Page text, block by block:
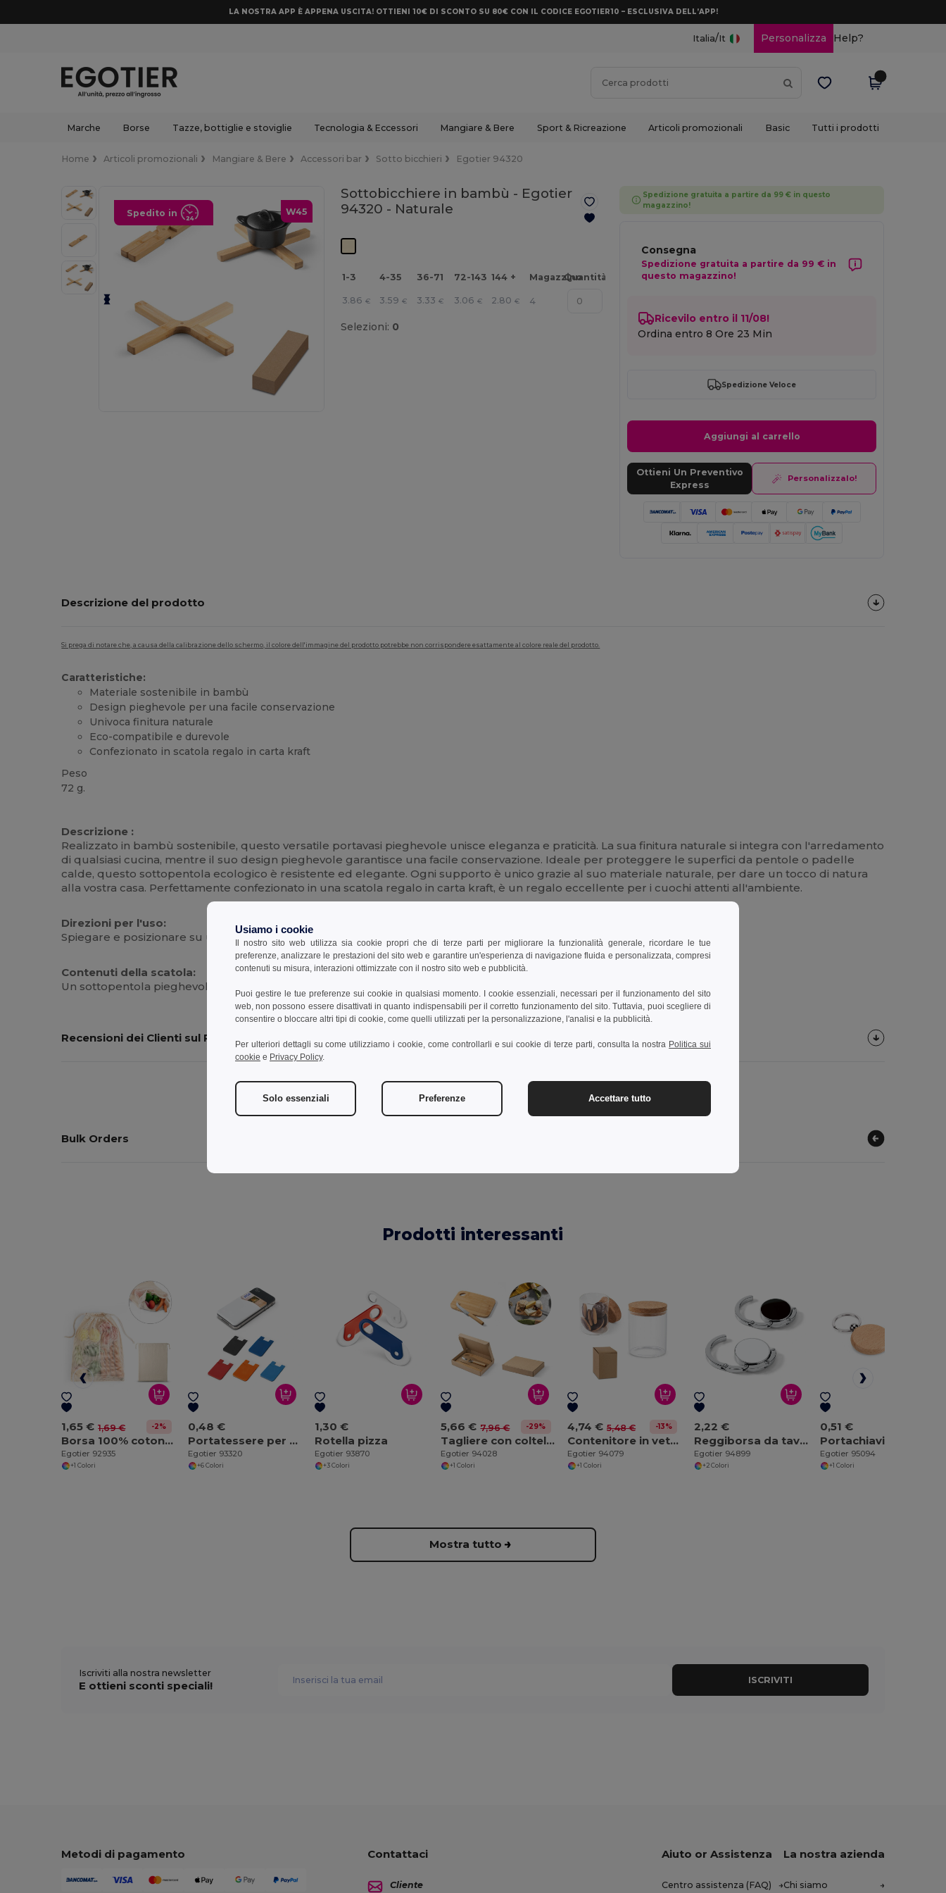
LA NOSTRA APP È APPENA USCITA! OTTIENI 10€ DI SCONTO SU 80€ CON IL CODICE EGOTIER10 – ESCLUSIVA DELL’APP!
Italia/It Personalizza Help?
Marche Borse Tazze, bottiglie e stoviglie Tecnologia & Eccessori Mangiare & Bere Sport & Ricreazione Articoli promozionali Basic Tutti i prodotti
Home Articoli promozionali Mangiare & Bere Accessori bar Sotto bicchieri Egotier 94320
W45
Spedito in
Sottobicchiere in bambù - Egotier
94320 - Naturale
1-3 4-35 36-71 72-143 144 + MagazzinoQuantità
3.86 € 3.59 € 3.33 € 3.06 € 2.80 € 4
Selezioni: 0
Spedizione gratuita a partire da 99 € in questo
magazzino!
Consegna
Spedizione gratuita a partire da 99 € in
questo magazzino!
Ricevilo entro il 11/08!
Ordina entro8 Ore 23 Min
Spedizione Veloce
Aggiungi al carrello
Ottieni Un Preventivo
Express
Personalizzalo!
Descrizione del prodotto
Si prega di notare che, a causa della calibrazione dello schermo, il colore dell'immagine del prodotto potrebbe non corrispondere esattamente al colore reale del prodotto.
Caratteristiche:
Materiale sostenibile in bambù
Design pieghevole per una facile conservazione
Univoca finitura naturale
Eco-compatibile e durevole
Confezionato in scatola regalo in carta kraft
Peso
72 g.
Descrizione :
Realizzato in bambù sostenibile, questo versatile portavasi pieghevole unisce eleganza e praticità. La sua finitura naturale si integra con l'arredamento
di qualsiasi cucina, mentre il suo design pieghevole garantisce una facile conservazione. Ideale per proteggere le superfici da pentole o padelle
calde, questo sottopentola ecologico è resistente ed elegante. Ogni supporto è unico grazie al suo materiale naturale, per dare un tocco di natura
alla vostra casa. Perfettamente confezionato in una scatola regalo in carta kraft, è un regalo eccellente per i cuochi attenti all'ambiente.
Direzioni per l'uso:
Spiegare e posizionare su una superficie piana per sostenere pentole o padelle calde.
Contenuti della scatola:
Un sottopentola pieghevole in bambù, scatola regalo in carta kraft.
Recensioni dei Clienti sul Prodotto
Aggiungi un commento
Bulk Orders
Prodotti interessanti
1,65 € 1,69 € -2%
Borsa 100% cotone (120 g/m²) con maglia 100% cotone nella parte frontale (100 g/m²)
Egotier 92935
+1 Colori
0,48 €
Portatessere per smartphone in silicone
Egotier 93320
+6 Colori
1,30 €
Rotella pizza
Egotier 93870
+3 Colori
5,66 € 7,96 € -29%
Tagliere con coltello per formaggi
Egotier 94028
+1 Colori
4,74 € 5,48 € -13%
Contenitore in vetro borosilicato con tappo in sughero 700 mL
Egotier 94079
+1 Colori
2,22 €
Reggiborsa da tavolo
Egotier 94899
+2 Colori
0,51 €
Egotier 95094
+1 Colori
Mostra tutto
Iscriviti alla nostra newsletter
E ottieni sconti speciali! ISCRIVITI
Metodi di pagamento Contattaci
Cliente
Aiuto or Assistenza
Centro assistenza (FAQ)
La nostra azienda
Chi siamo
Usiamo i cookie
Il nostro sito web utilizza sia cookie propri che di terze parti per migliorare la funzionalità generale, ricordare le tue
preferenze, analizzare le prestazioni del sito web e garantire un'esperienza di navigazione fluida e personalizzata, compresi
contenuti su misura, interazioni ottimizzate con il nostro sito web e pubblicità.
Puoi gestire le tue preferenze sui cookie in qualsiasi momento. I cookie essenziali, necessari per il funzionamento del sito
web, non possono essere disattivati in quanto indispensabili per il corretto funzionamento del sito. Tuttavia, puoi scegliere di
consentire o bloccare altri tipi di cookie, come quelli utilizzati per la personalizzazione, l'analisi e la pubblicità.
Per ulteriori dettagli su come utilizziamo i cookie, come controllarli e sui cookie di terze parti, consulta la nostra Politica sui
cookie e Privacy Policy.
Solo essenziali Preferenze Accettare tutto